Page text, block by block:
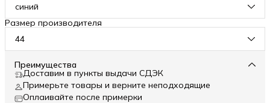
синий
Размер производителя
44
Преимущества
Доставим в пункты выдачи СДЭК
Примерьте товары и верните неподходящие
Оплаивайте после примерки